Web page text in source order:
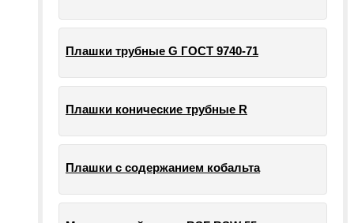
Плашки трубные G ГОСТ 9740-71
Плашки конические трубные R
Плашки с содержанием кобальта